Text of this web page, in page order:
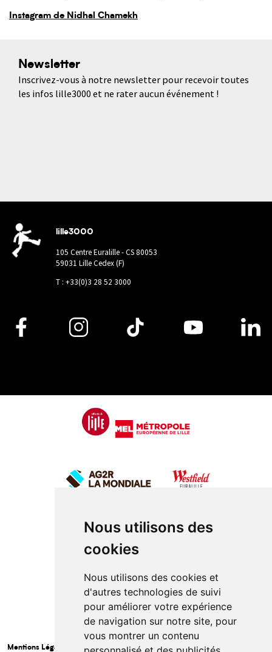
Nous utilisons des
cookies
Nous utilisons des cookies et
d'autres technologies de suivi
pour améliorer votre expérience
de navigation sur notre site, pour
vous montrer un contenu
Instagram de Nidhal Chamekh
Newsletter
Inscrivez-vous à notre newsletter pour recevoir toutes
les infos lille3000 et ne rater aucun événement !
lille3000
105 Centre Euralille - CS 80053
59031 Lille Cedex (F)
T : +33(0)3 28 52 3000
Mentions Légales